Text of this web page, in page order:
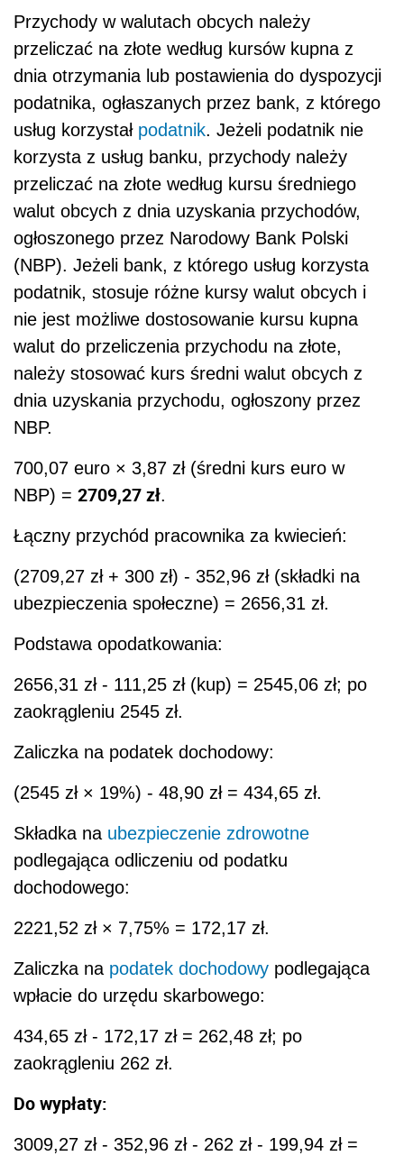
Przychody w walutach obcych należy
przeliczać na złote według kursów kupna z
dnia otrzymania lub postawienia do dyspozycji
podatnika, ogłaszanych przez bank, z którego
usług korzystał podatnik. Jeżeli podatnik nie
korzysta z usług banku, przychody należy
przeliczać na złote według kursu średniego
walut obcych z dnia uzyskania przychodów,
ogłoszonego przez Narodowy Bank Polski
(NBP). Jeżeli bank, z którego usług korzysta
podatnik, stosuje różne kursy walut obcych i
nie jest możliwe dostosowanie kursu kupna
walut do przeliczenia przychodu na złote,
należy stosować kurs średni walut obcych z
dnia uzyskania przychodu, ogłoszony przez
NBP.
700,07 euro × 3,87 zł (średni kurs euro w
NBP) = 2709,27 zł.
Łączny przychód pracownika za kwiecień:
(2709,27 zł + 300 zł) - 352,96 zł (składki na
ubezpieczenia społeczne) = 2656,31 zł.
Podstawa opodatkowania:
2656,31 zł - 111,25 zł (kup) = 2545,06 zł; po
zaokrągleniu 2545 zł.
Zaliczka na podatek dochodowy:
(2545 zł × 19%) - 48,90 zł = 434,65 zł.
Składka na ubezpieczenie zdrowotne
podlegająca odliczeniu od podatku
dochodowego:
2221,52 zł × 7,75% = 172,17 zł.
Zaliczka na podatek dochodowy podlegająca
wpłacie do urzędu skarbowego:
434,65 zł - 172,17 zł = 262,48 zł; po
zaokrągleniu 262 zł.
Do wypłaty:
3009,27 zł - 352,96 zł - 262 zł - 199,94 zł =